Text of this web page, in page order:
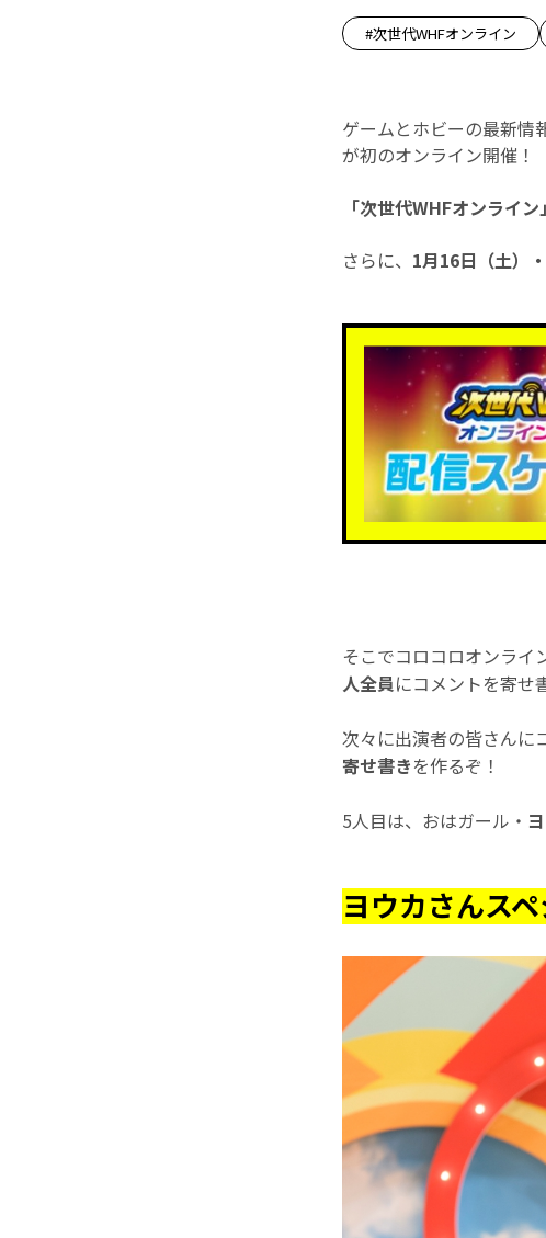
#次世代WHFオンライン
ゲームとホビーの最新情
が初のオンライン開催！
「次世代WHFオンライン」
さらに、 1月16日（土）
そこでコロコロオンライ
人全員にコメントを寄せ
次々に出演者の皆さんに
寄せ書きを作るぞ！
5人目は、おはガール・
ヨウカさんス